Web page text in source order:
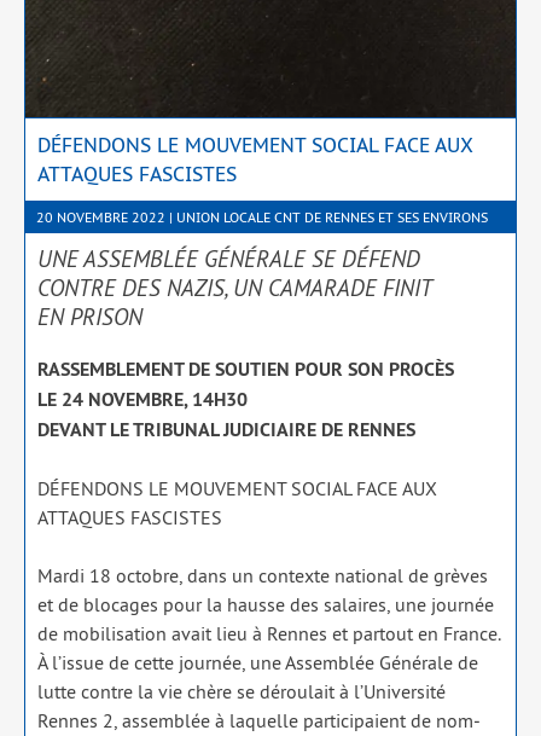
DÉFENDONS LE MOUVEMENT SOCIAL FACE AUX
ATTAQUES FASCISTES
20 NOVEMBRE 2022 | UNION LOCALE CNT DE RENNES ET SES ENVIRONS
UNE ASSEMBLÉE GÉNÉRALE SE DÉFEND
CONTRE DES NAZIS, UN CAMARADE FINIT
EN PRISON
RASSEMBLEMENT DE SOUTIEN POUR SON PROCÈS
LE 24 NOVEMBRE, 14H30
DEVANT LE TRIBUNAL JUDICIAIRE DE RENNES
DÉFENDONS LE MOUVEMENT SOCIAL FACE AUX
ATTAQUES FASCISTES
Mardi 18 octobre, dans un contexte natio­nal de grèves
et de blo­cages pour la hausse des salaires, une jour­née
de mobi­li­sa­tion avait lieu à Rennes et par­tout en France.
À l’is­sue de cette jour­née, une Assemblée Générale de
lutte contre la vie chère se dérou­lait à l’Université
Rennes 2, assem­blée à laquelle par­ti­ci­paient de nom­